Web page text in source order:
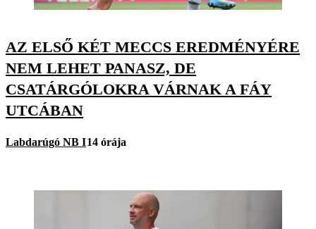
AZ ELSŐ KÉT MECCS EREDMÉNYÉRE
NEM LEHET PANASZ, DE
CSATÁRGÓLOKRA VÁRNAK A FÁY
UTCÁBAN
Labdarúgó NB I14 órája